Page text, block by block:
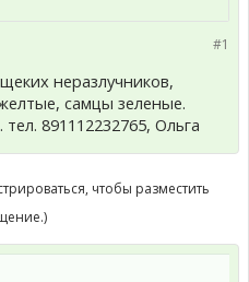
#1
неразлучников,
самцы зеленые.
891112232765, Ольга
чтобы разместить